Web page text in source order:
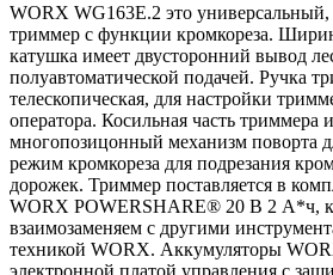
WORX WG163E.2 это
триммер с функции кромкореза.
катушка имеет двусторонний вывод
полуавтоматической подачей. Ручка
телескопическая, для настройки
оператора. Косильная часть триммера
многопозицонный механизм поворта
режим кромкореза для подрезания
дорожек. Триммер поставляется в
WORX POWERSHARE® 20 В 2 А*ч,
взаимозаменяем с другими
техникой WORX. Аккумуляторы
электронной платой управления с